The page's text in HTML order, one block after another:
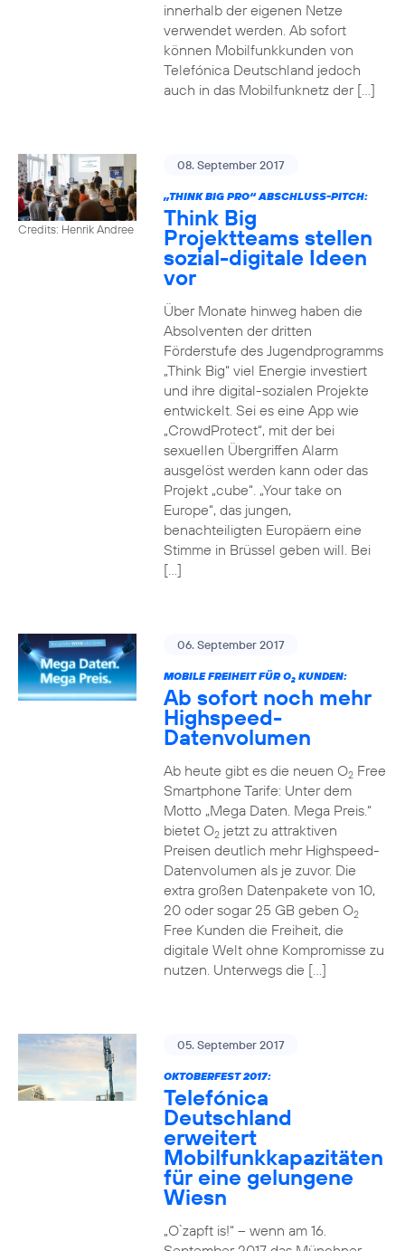
innerhalb der eigenen Netze
verwendet werden. Ab sofort
können Mobilfunkkunden von
Telefónica Deutschland jedoch
auch in das Mobilfunknetz der […]
Credits: Henrik Andree
08. September 2017
„THINK BIG PRO“ ABSCHLUSS-PITCH:
Think Big
Projektteams stellen
sozial-digitale Ideen
vor
Über Monate hinweg haben die
Absolventen der dritten
Förderstufe des Jugendprogramms
„Think Big“ viel Energie investiert
und ihre digital-sozialen Projekte
entwickelt. Sei es eine App wie
„CrowdProtect“, mit der bei
sexuellen Übergriffen Alarm
ausgelöst werden kann oder das
Projekt „cube“. „Your take on
Europe“, das jungen,
benachteiligten Europäern eine
Stimme in Brüssel geben will. Bei
[…]
06. September 2017
MOBILE FREIHEIT FÜR O2KUNDEN:
Ab sofort noch mehr
Highspeed-
Datenvolumen
Ab heute gibt es die neuen O2Free
Smartphone Tarife: Unter dem
Motto „Mega Daten. Mega Preis.“
bietet O2jetzt zu attraktiven
Preisen deutlich mehr Highspeed-
Datenvolumen als je zuvor. Die
extra großen Datenpakete von 10,
20 oder sogar 25 GB geben O2
Free Kunden die Freiheit, die
digitale Welt ohne Kompromisse zu
nutzen. Unterwegs die […]
05. September 2017
OKTOBERFEST 2017:
Telefónica
Deutschland
erweitert
Mobilfunkkapazitäten
für eine gelungene
Wiesn
„O`zapft is!“ – wenn am 16.